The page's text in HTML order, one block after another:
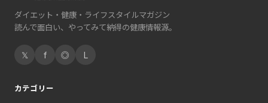
ダイエット・健康・ライフスタイルマガジン
読んで面白い、やってみて納得の健康情報源。
𝕏 f ◎ L
カテゴリー